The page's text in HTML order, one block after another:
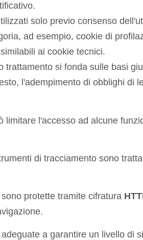
solo previo consenso
ad esempio, cookie di
ai cookie tecnici.
si fonda sulle basi
l'adempimento di obblighi di
l'accesso ad alcune
di tracciamento sono
protette tramite cifratura
a garantire un livello di